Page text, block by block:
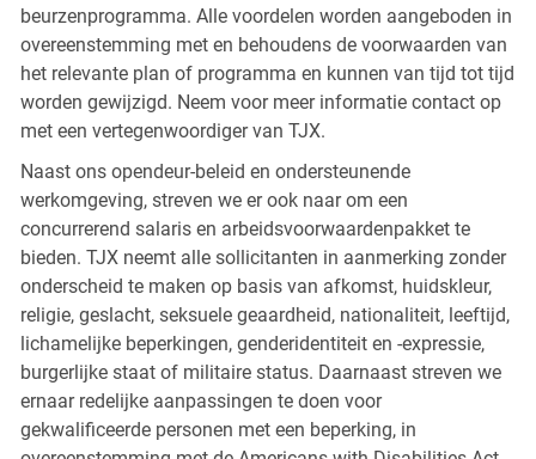
beurzenprogramma. Alle voordelen worden aangeboden in
overeenstemming met en behoudens de voorwaarden van
het relevante plan of programma en kunnen van tijd tot tijd
worden gewijzigd. Neem voor meer informatie contact op
met een vertegenwoordiger van TJX.
Naast ons opendeur-beleid en ondersteunende
werkomgeving, streven we er ook naar om een
concurrerend salaris en arbeidsvoorwaardenpakket te
bieden. TJX neemt alle sollicitanten in aanmerking zonder
onderscheid te maken op basis van afkomst, huidskleur,
religie, geslacht, seksuele geaardheid, nationaliteit, leeftijd,
lichamelijke beperkingen, genderidentiteit en -expressie,
burgerlijke staat of militaire status. Daarnaast streven we
ernaar redelijke aanpassingen te doen voor
gekwalificeerde personen met een beperking, in